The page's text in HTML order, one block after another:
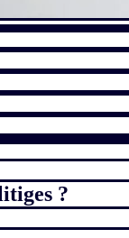
?